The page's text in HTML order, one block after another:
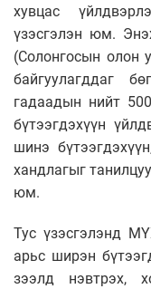
хувцас
үзэсгэлэн юм.
(Солонгосын олон
байгуулагддаг
гадаадын нийт
бүтээгдэхүүн
шинэ
хандлагыг
юм.
Тус үзэсгэлэнд
арьс ширэн
зээлд нэвтрэх,